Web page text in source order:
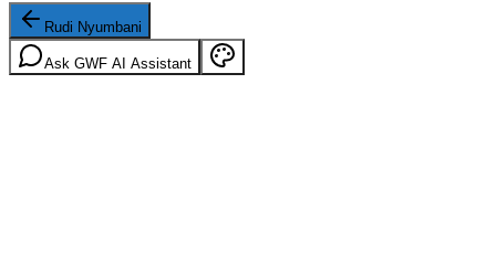
Rudi Nyumbani
Ask GWF AI Assistant